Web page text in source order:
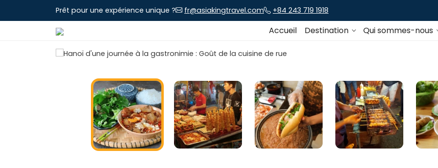
Prêt pour une expérience unique ? fr@asiakingtravel.com +84 243 719 1918
Accueil Destination Qui sommes-nous